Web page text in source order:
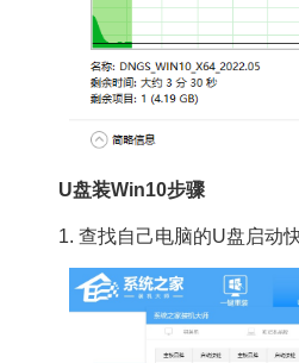
U盘装Win10步骤
1. 查找自己电脑的U盘启动快